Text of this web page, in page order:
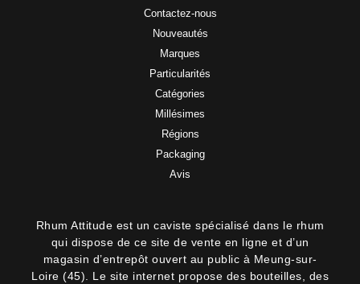
Contactez-nous
Nouveautés
Marques
Particularités
Catégories
Millésimes
Régions
Packaging
Avis
Rhum Attitude est un caviste spécialisé dans le rhum
qui dispose de ce site de vente en ligne et d’un
magasin d’entrepôt ouvert au public à Meung-sur-
Loire (45). Le site internet propose des bouteilles, des